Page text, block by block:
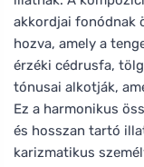
akkordjai fonódnak
hozva, amely a
érzéki cédrusfa,
tónusai alkotják,
Ez a harmonikus
és hosszan tartó
karizmatikus